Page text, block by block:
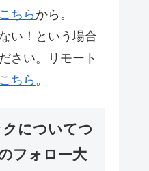
こちら から。
い！という場合
さい。リモート
こちら 。
についてつ
フォロー大